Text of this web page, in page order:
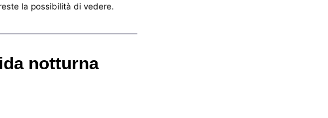
la possibilità di vedere.
notturna